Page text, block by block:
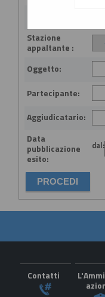
Stazione
appaltante :
Oggetto:
Partecipante:
Aggiudicatario:
Data
pubblicazione
esito:
dal:
Contatti